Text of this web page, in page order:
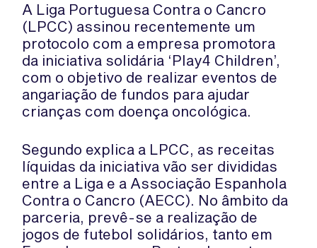
A Liga Portuguesa Contra o Cancro
(LPCC) assinou recentemente um
protocolo com a empresa promotora
da iniciativa solidária ‘Play4 Children’,
com o objetivo de realizar eventos de
angariação de fundos para ajudar
crianças com doença oncológica.
Segundo explica a LPCC, as receitas
líquidas da iniciativa vão ser divididas
entre a Liga e a Associação Espanhola
Contra o Cancro (AECC). No âmbito da
parceria, prevê-se a realização de
jogos de futebol solidários, tanto em